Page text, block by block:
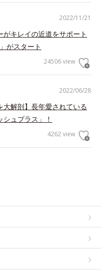
2022/11/21
がキレイの近道をサポート
がスタート
24506 view
2022/06/28
大解剖】長年愛されている
シュプラス」！
4262 view